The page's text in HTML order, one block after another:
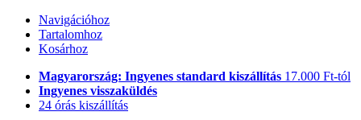
Navigációhoz
Tartalomhoz
Kosárhoz
Magyarország: Ingyenes standard kiszállítás 17.000 Ft-tól
Ingyenes visszaküldés
24 órás kiszállítás